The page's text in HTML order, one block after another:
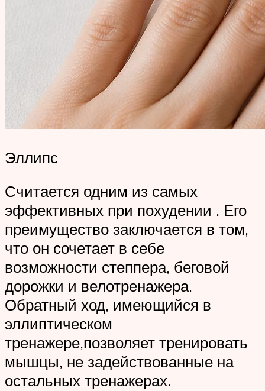
Эллипс
Считается одним из самых
эффективных при похудении . Его
преимущество заключается в том,
что он сочетает в себе
возможности степпера, беговой
дорожки и велотренажера.
Обратный ход, имеющийся в
эллиптическом
тренажере,позволяет тренировать
мышцы, не задействованные на
остальных тренажерах.